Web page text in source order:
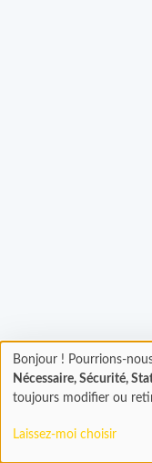
Chargement
En cours...
Bonjour ! Pourrions-
Nécessaire, Sécurité,
toujours modifier ou
Laissez-moi choisir